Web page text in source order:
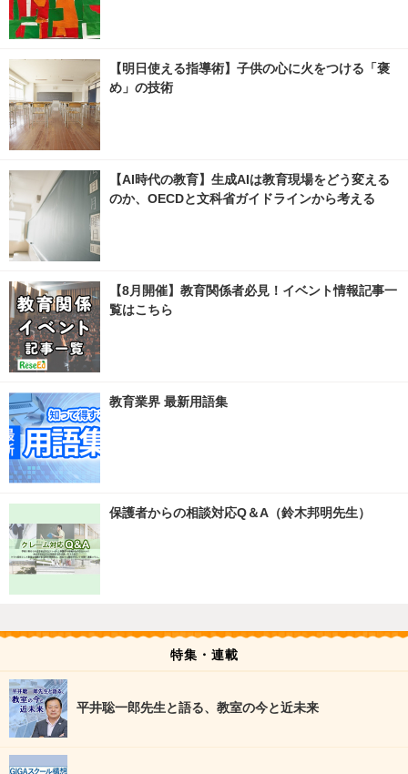
【明日使える指導術】子供の心に火をつける「褒
め」の技術
【AI時代の教育】生成AIは教育現場をどう変える
のか、OECDと文科省ガイドラインから考える
【8月開催】教育関係者必見！イベント情報記事一
覧はこちら
教育業界 最新用語集
保護者からの相談対応Q＆A（鈴木邦明先生）
特集・連載
平井聡一郎先生と語る、教室の今と近未来